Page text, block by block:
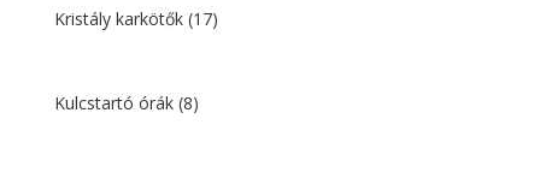
Kristály karkötők (17)
Kulcstartó órák (8)